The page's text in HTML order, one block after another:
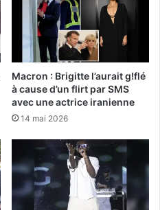
Macron : Brigitte l’aurait g!flé
à cause d’un flirt par SMS
avec une actrice iranienne
14 mai 2026